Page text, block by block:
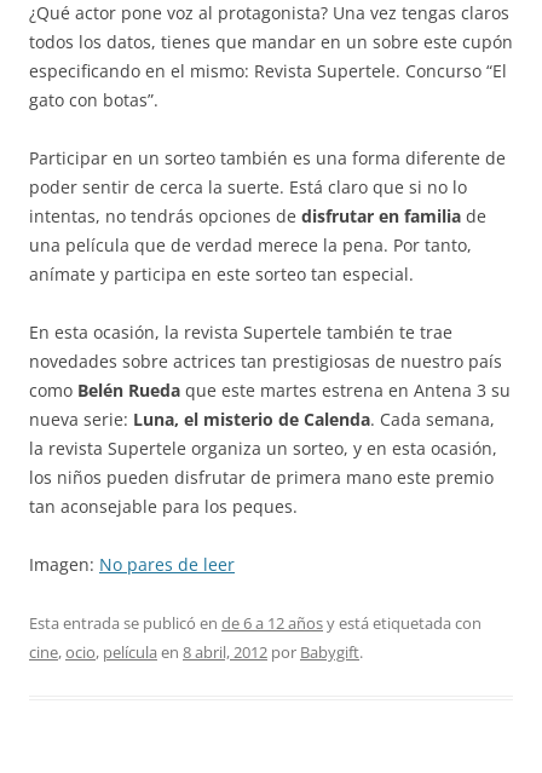
¿Qué actor pone voz al protagonista? Una vez tengas claros
todos los datos, tienes que mandar en un sobre este cupón
especificando en el mismo: Revista Supertele. Concurso “El
gato con botas”.
Participar en un sorteo también es una forma diferente de
poder sentir de cerca la suerte. Está claro que si no lo
intentas, no tendrás opciones de disfrutar en familia de
una película que de verdad merece la pena. Por tanto,
anímate y participa en este sorteo tan especial.
En esta ocasión, la revista Supertele también te trae
novedades sobre actrices tan prestigiosas de nuestro país
como Belén Rueda que este martes estrena en Antena 3 su
nueva serie: Luna, el misterio de Calenda. Cada semana,
la revista Supertele organiza un sorteo, y en esta ocasión,
los niños pueden disfrutar de primera mano este premio
tan aconsejable para los peques.
Imagen: No pares de leer
Esta entrada se publicó en de 6 a 12 añosy está etiquetada con
cine,ocio, película en 8 abril, 2012 por Babygift.